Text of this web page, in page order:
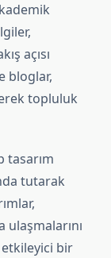
açısı
bloglar,
topluluk
tasarım
tutarak
etkileyici bir